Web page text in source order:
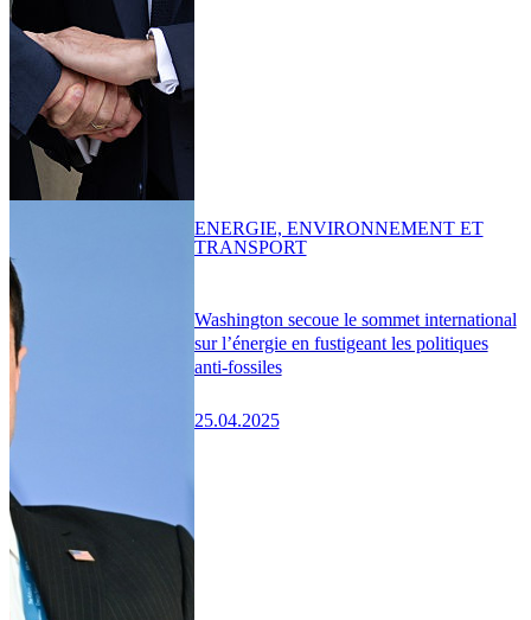
Washington secoue le sommet international
sur l’énergie en fustigeant les politiques
anti-fossiles
25.04.2025
ENERGIE, ENVIRONNEMENT ET
TRANSPORT